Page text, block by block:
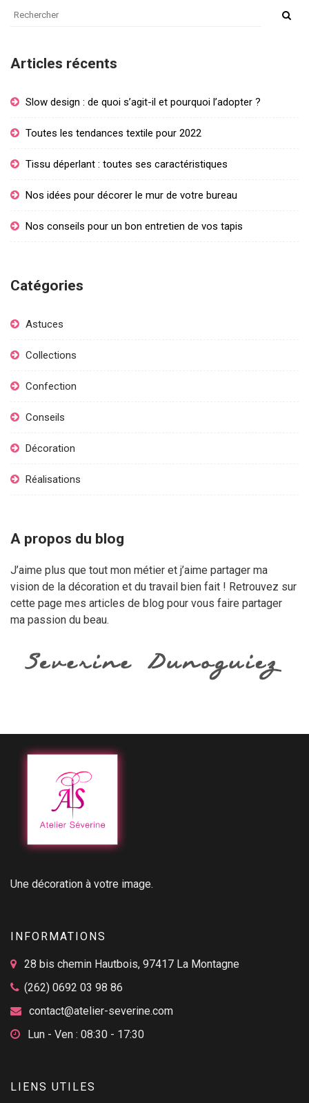
Articles récents
Slow design : de quoi s’agit-il et pourquoi l’adopter ?
Toutes les tendances textile pour 2022
Tissu déperlant : toutes ses caractéristiques
Nos idées pour décorer le mur de votre bureau
Nos conseils pour un bon entretien de vos tapis
Catégories
Astuces
Collections
Confection
Conseils
Décoration
Réalisations
A propos du blog
J’aime plus que tout mon métier et j’aime partager ma
vision de la décoration et du travail bien fait ! Retrouvez sur
cette page mes articles de blog pour vous faire partager
ma passion du beau.
Une décoration à votre image.
INFORMATIONS
28 bis chemin Hautbois, 97417 La Montagne
(262) 0692 03 98 86
contact@atelier-severine.com
Lun - Ven : 08:30 - 17:30
LIENS UTILES